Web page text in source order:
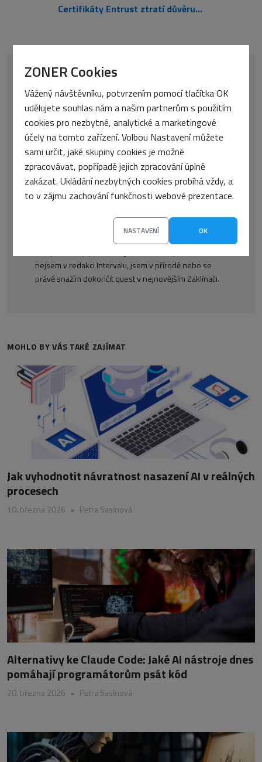
ZONER Cookies
Vážený návštěvníku, potvrzením pomocí tlačítka OK
udělujete souhlas nám a našim partnerům s použitím
cookies pro nezbytné, analytické a marketingové
účely na tomto zařízení. Volbou Nastavení můžete
sami určit, jaké skupiny cookies je možné
zpracovávat, popřípadě jejich zpracování úplně
zakázat. Ukládání nezbytných cookies probíhá vždy, a
to v zájmu zachování funkčnosti webové prezentace.
NASTAVENÍ OK
Certifikáty Entrust ztratí důvěru Google Chrome
Vojtěch Tomášek
Jsem redaktor se zájmem o technologie, grafický
od čtenářů. Chci tak tvořit obsah, který nejen informuje,
nejsem v redakci Intervalu, jsem v přírodě nebo se
právě snažím dokončit quest v nejnovějším Zaklínači.
MOHLO BY VÁS TAKÉ ZAJÍMAT
Jak vyhodnotit návratnost nasazení AI v reálných
procesech
10. března 2026 • Petra Sasínová
Alternativy ke Claude Code: Jaké AI nástroje dnes
pomáhají programátorům psát kód
20. března 2026 • Petra Sasínová